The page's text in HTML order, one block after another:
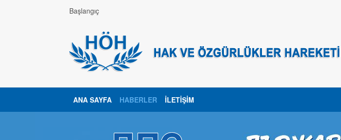
Başlangıç
ANA SAYFA HABERLER İLETIŞIM